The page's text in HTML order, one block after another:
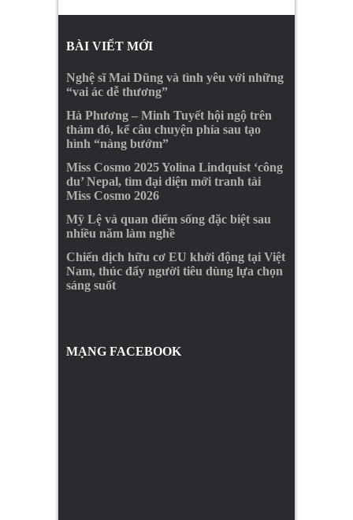
BÀI VIẾT MỚI
Nghệ sĩ Mai Dũng và tình yêu với những
“vai ác dễ thương”
Hà Phương – Minh Tuyết hội ngộ trên
thảm đỏ, kể câu chuyện phía sau tạo
hình “nàng bướm”
Miss Cosmo 2025 Yolina Lindquist ‘công
du’ Nepal, tìm đại diện mới tranh tài
Miss Cosmo 2026
Mỹ Lệ và quan điểm sống đặc biệt sau
nhiều năm làm nghề
Chiến dịch hữu cơ EU khởi động tại Việt
Nam, thúc đẩy người tiêu dùng lựa chọn
sáng suốt
MẠNG FACEBOOK